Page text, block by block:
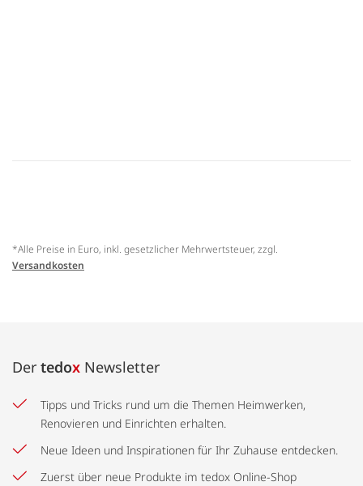
*Alle Preise in Euro, inkl. gesetzlicher Mehrwertsteuer, zzgl.
Versandkosten
Der tedox Newsletter
Tipps und Tricks rund um die Themen Heimwerken,
Renovieren und Einrichten erhalten.
Neue Ideen und Inspirationen für Ihr Zuhause entdecken.
Zuerst über neue Produkte im tedox Online-Shop